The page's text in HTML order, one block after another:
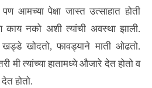
आमच्या पेक्षा जास्त उत्साहात होती
नको अशी त्यांची अवस्था झाली.
खोदतो, फावड्याने माती ओढतो.
मी त्यांच्या हातामध्ये औजारे देत होतो व
होतो.